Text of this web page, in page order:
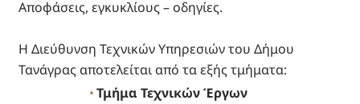
Αποφάσεις, εγκυκλίους – οδηγίες.
Η Διεύθυνση Τεχνικών Υπηρεσιών του Δήμου
Τανάγρας αποτελείται από τα εξής τμήματα:
Τμήμα Τεχνικών Έργων